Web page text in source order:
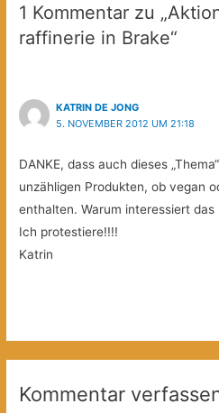
1 Kommentar zu
raffinerie in Brake“
KATRIN DE JONG
5. NOVEMBER 2012 UM 21:18
DANKE, dass auch dieses
unzähligen Produkten, ob vegan
enthalten. Warum interessiert das
Ich protestiere!!!!
Katrin
Kommentar